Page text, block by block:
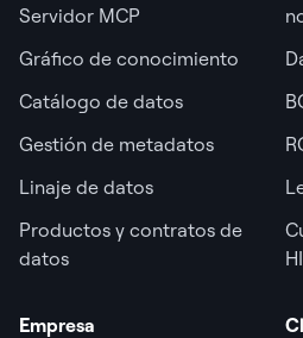
Servidor MCP
Gráfico de conocimiento
Catálogo de datos
Gestión de metadatos
Linaje de datos
Productos y contratos de
datos
Empresa